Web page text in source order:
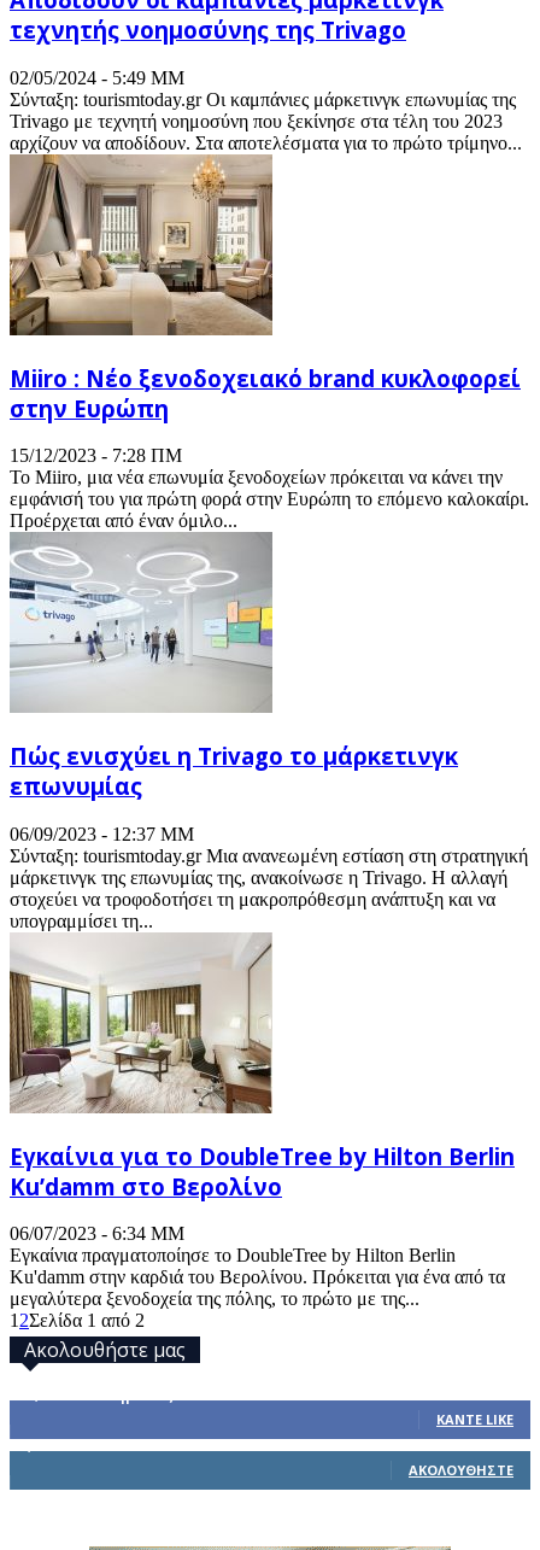
τεχνητής νοημοσύνης της Trivago
02/05/2024 - 5:49 ΜΜ
Σύνταξη: tourismtoday.gr Οι καμπάνιες μάρκετινγκ επωνυμίας της
Trivago με τεχνητή νοημοσύνη που ξεκίνησε στα τέλη του 2023
αρχίζουν να αποδίδουν. Στα αποτελέσματα για το πρώτο τρίμηνο...
Miiro : Νέο ξενοδοχειακό brand κυκλοφορεί
στην Ευρώπη
15/12/2023 - 7:28 ΠΜ
Το Miiro, μια νέα επωνυμία ξενοδοχείων πρόκειται να κάνει την
εμφάνισή του για πρώτη φορά στην Ευρώπη το επόμενο καλοκαίρι.
Προέρχεται από έναν όμιλο...
Πώς ενισχύει η Trivago το μάρκετινγκ
επωνυμίας
06/09/2023 - 12:37 ΜΜ
Σύνταξη: tourismtoday.gr Μια ανανεωμένη εστίαση στη στρατηγική
μάρκετινγκ της επωνυμίας της, ανακοίνωσε η Trivago. Η αλλαγή
στοχεύει να τροφοδοτήσει τη μακροπρόθεσμη ανάπτυξη και να
υπογραμμίσει τη...
Εγκαίνια για το DoubleTree by Hilton Berlin
Ku’damm στο Βερολίνο
06/07/2023 - 6:34 ΜΜ
Εγκαίνια πραγματοποίησε το DoubleTree by Hilton Berlin
Ku'damm στην καρδιά του Βερολίνου. Πρόκειται για ένα από τα
μεγαλύτερα ξενοδοχεία της πόλης, το πρώτο με της...
1 2Σελίδα 1 από 2
Ακολουθήστε μας
ΚΆΝΤΕ LIKE
ΑΚΟΛΟΥΘΉΣΤΕ